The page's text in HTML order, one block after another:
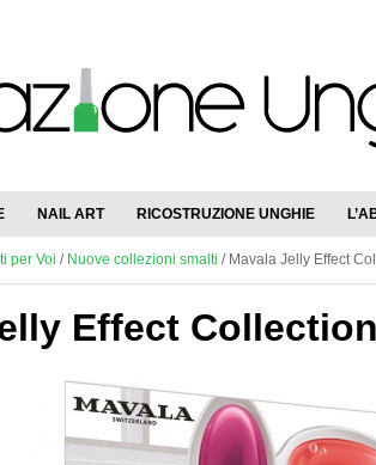
NAIL ART RICOSTRUZIONE UNGHIE
per Voi / Nuove collezioni smalti /Mavala Jelly Effect
Effect